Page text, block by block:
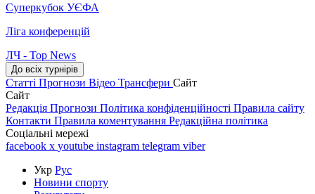
Суперкубок УЄФА
Ліга конференцій
ЛЧ - Top News
До всіх турнірів
Статті Прогнози Відео Трансфери Сайт
Сайт
Редакція Прогнози Політика конфіденційності Правила сайту
Контакти Правила коментування Редакційна політика
Соціальні мережі
facebook x youtube instagram telegram viber
Укр Рус
Новини спорту